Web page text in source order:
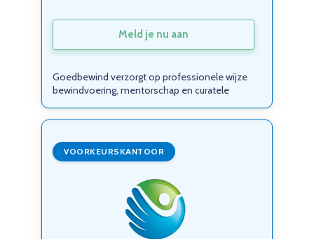
Meld je nu aan
Goedbewind verzorgt op professionele wijze
bewindvoering, mentorschap en curatele
VOORKEURSKANTOOR